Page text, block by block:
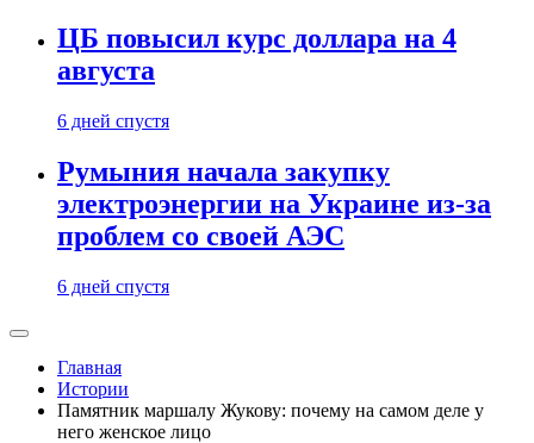
ЦБ повысил курс доллара на 4
августа
6 дней спустя
Румыния начала закупку
электроэнергии на Украине из-за
проблем со своей АЭС
6 дней спустя
Главная
Истории
Памятник маршалу Жукову: почему на самом деле у
него женское лицо